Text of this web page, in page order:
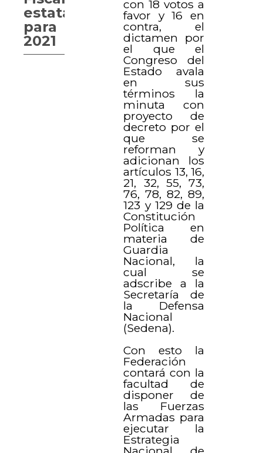
con 18 votos a
favor y 16 en
contra, el
dictamen por
el que el
Congreso del
Estado avala
en sus
términos la
minuta con
proyecto de
decreto por el
que se
reforman y
adicionan los
artículos 13, 16,
21, 32, 55, 73,
76, 78, 82, 89,
123 y 129 de la
Constitución
Política en
materia de
Guardia
Nacional, la
cual se
adscribe a la
Secretaría de
la Defensa
Nacional
(Sedena).
Con esto la
Federación
contará con la
facultad de
disponer de
las Fuerzas
Armadas para
ejecutar la
Estrategia
estatal
para
2021